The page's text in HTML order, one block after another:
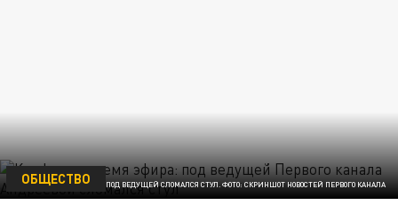
ПОД ВЕДУЩЕЙ СЛОМАЛСЯ СТУЛ. ФОТО: СКРИНШОТ НОВОСТЕЙ ПЕРВОГО КАНАЛА
ОБЩЕСТВО